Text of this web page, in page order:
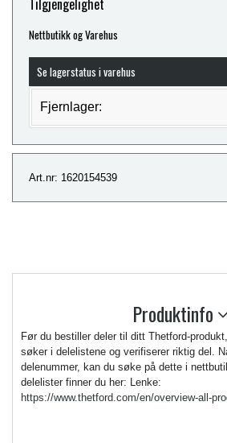
Tilgjengelighet
Nettbutikk og Varehus
Se lagerstatus i varehus
Fjernlager:
Art.nr: 1620154539
Produktinfo
Før du bestiller deler til ditt Thetford-
søker i delelistene og verifiserer riktig del.
delenummer, kan du søke på dette i
delelister finner du her: Lenke:
https://www.thetford.com/en/overview-all-